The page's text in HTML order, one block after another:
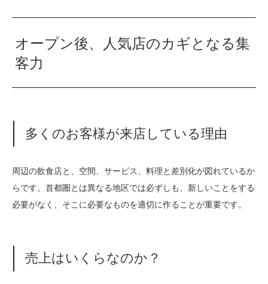
オープン後、人気店のカギとなる集
客力
多くのお客様が来店している理由
周辺の飲食店と、空間、サービス、料理と差別化が図れているか
らです。首都圏とは異なる地区では必ずしも、新しいことをする
必要がなく、そこに必要なものを適切に作ることが重要です。
売上はいくらなのか？